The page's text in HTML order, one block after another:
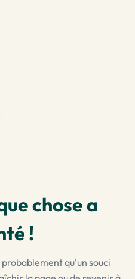
chose a
!
qu'un souci